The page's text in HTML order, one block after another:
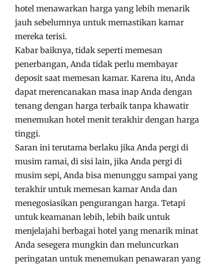
hotel menawarkan harga yang lebih menarik
jauh sebelumnya untuk memastikan kamar
mereka terisi.
Kabar baiknya, tidak seperti memesan
penerbangan, Anda tidak perlu membayar
deposit saat memesan kamar. Karena itu, Anda
dapat merencanakan masa inap Anda dengan
tenang dengan harga terbaik tanpa khawatir
menemukan hotel menit terakhir dengan harga
tinggi.
Saran ini terutama berlaku jika Anda pergi di
musim ramai, di sisi lain, jika Anda pergi di
musim sepi, Anda bisa menunggu sampai yang
terakhir untuk memesan kamar Anda dan
menegosiasikan pengurangan harga. Tetapi
untuk keamanan lebih, lebih baik untuk
menjelajahi berbagai hotel yang menarik minat
Anda sesegera mungkin dan meluncurkan
peringatan untuk menemukan penawaran yang